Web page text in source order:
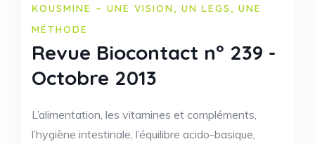
KOUSMINE – UNE VISION, UN LEGS, UNE
MÉTHODE
Revue Biocontact n° 239 -
Octobre 2013
L’alimentation, les vitamines et compléments,
l’hygiène intestinale, l’équilibre acido-basique,